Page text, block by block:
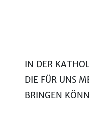
IN DER
DIE FÜR UNS
BRINGEN